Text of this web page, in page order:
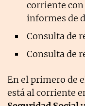
corriente con
informes de
Consulta de
Consulta de
En el primero de
está al corriente